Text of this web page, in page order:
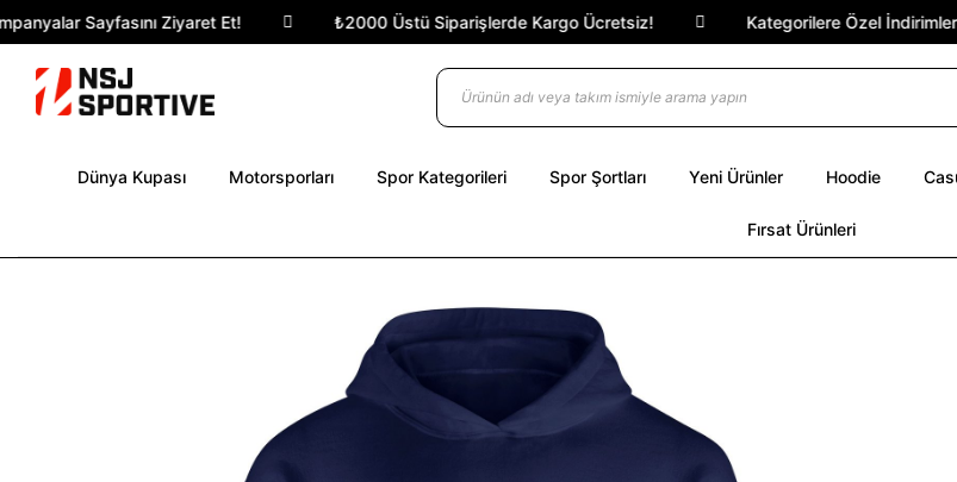
Sayfasını Ziyaret Et! ₺2000 Üstü Siparişlerde Kargo Ücretsiz! Kategorilere Özel İndirimler
Dünya Kupası Motorsporları Spor Kategorileri Spor Şortları Yeni Ürünler Hoodie
Fırsat Ürünleri